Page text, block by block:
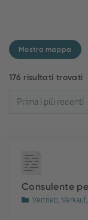
Mostra mappa
176 risultati trovati
Consulente
Vertrieb,